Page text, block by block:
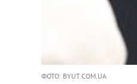
ФОТО: BYUT.COM.UA